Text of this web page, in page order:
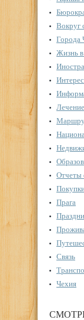
Вокруг
Города
Жизнь
Отчеты
Прага
Связь
Чехия